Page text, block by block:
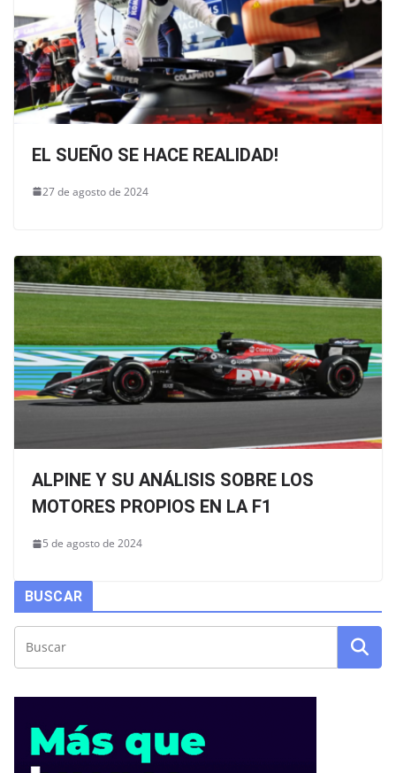
EL SUEÑO SE HACE REALIDAD!
27 de agosto de 2024
ALPINE Y SU ANÁLISIS SOBRE LOS
MOTORES PROPIOS EN LA F1
5 de agosto de 2024
BUSCAR